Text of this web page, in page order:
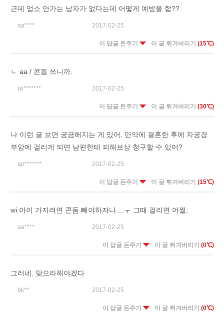
근데 업소 안가는 남자가 없다는데 어떻게 예방을 함??
aa**** 2017-02-25
이 답글 돈주기 이 글 튀겨버리기 (15℃)
ㄴ aa / 콘돔 쓰니까.
wi******* 2017-02-25
이 답글 돈주기 이 글 튀겨버리기 (30℃)
나 이런 글 보면 궁금해지는 게 있어. 만약에 결혼한 후에 자궁경
부암에 걸리게 되면 남편한테 피해보상 청구할 수 있어?
ap******* 2017-02-25
이 답글 돈주기 이 글 튀겨버리기 (15℃)
wi 아이 가지려면 콘돔 빼야하자나....ㅜ 그때 걸리면 어쩔;
aa**** 2017-02-25
이 답글 돈주기 이 글 튀겨버리기 (0℃)
그러네. 맞으라해야겠다
bk** 2017-02-25
이 답글 돈주기 이 글 튀겨버리기 (0℃)